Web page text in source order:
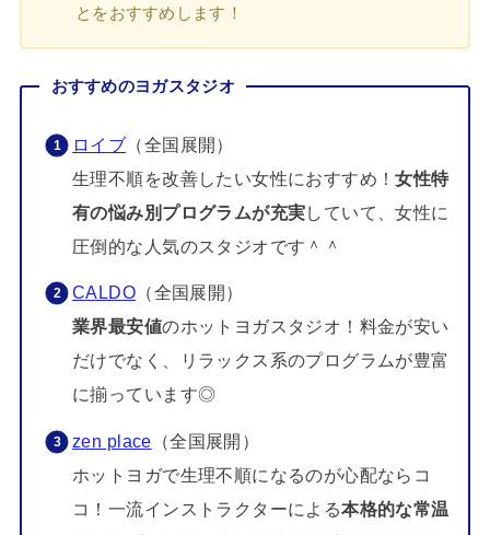
とをおすすめします！
おすすめのヨガスタジオ
ロイブ （全国展開）
生理不順を改善したい女性におすすめ！女性特
有の悩み別プログラムが充実していて、女性に
圧倒的な人気のスタジオです＾＾
CALDO （全国展開）
業界最安値のホットヨガスタジオ！料金が安い
だけでなく、リラックス系のプログラムが豊富
に揃っています◎
zen place （全国展開）
ホットヨガで生理不順になるのが心配ならコ
コ！一流インストラクターによる本格的な常温